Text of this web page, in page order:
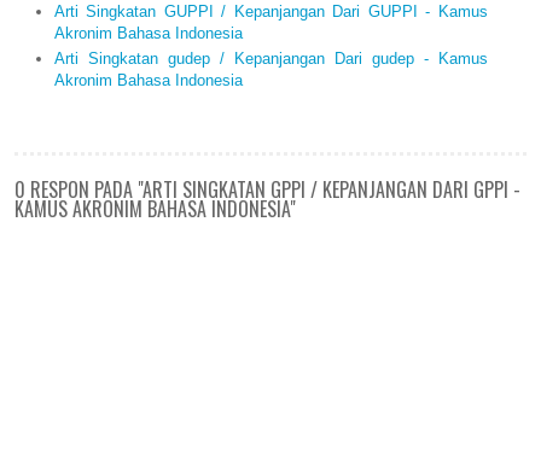
Arti Singkatan GUPPI / Kepanjangan Dari GUPPI - Kamus
Akronim Bahasa Indonesia
Arti Singkatan gudep / Kepanjangan Dari gudep - Kamus
Akronim Bahasa Indonesia
0 RESPON PADA "ARTI SINGKATAN GPPI / KEPANJANGAN DARI GPPI -
KAMUS AKRONIM BAHASA INDONESIA"